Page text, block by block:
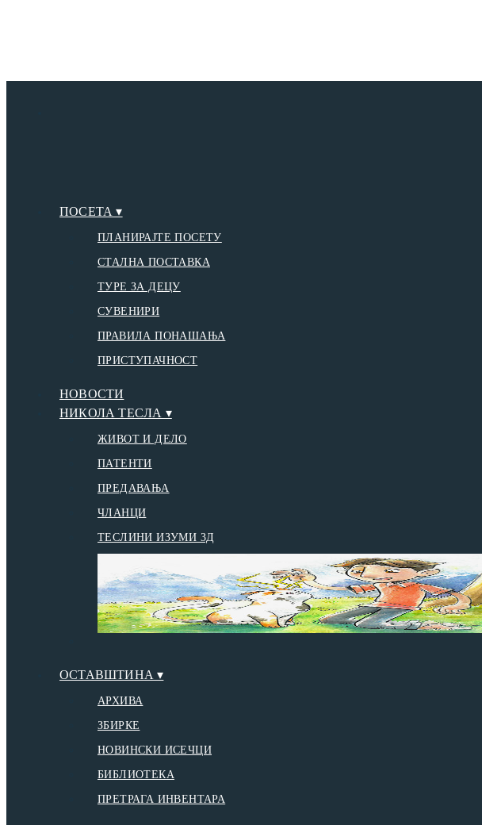
ПОСЕТА ▾
ПЛАНИРАЈТЕ ПОСЕТУ
СТАЛНА ПОСТАВКА
ТУРЕ ЗА ДЕЦУ
СУВЕНИРИ
ПРАВИЛА ПОНАШАЊА
ПРИСТУПАЧНОСТ
НОВОСТИ
НИКОЛА ТЕСЛА ▾
ЖИВОТ И ДЕЛО
ПАТЕНТИ
ПРЕДАВАЊА
ЧЛАНЦИ
ТЕСЛИНИ ИЗУМИ 3Д
ОСТАВШТИНА ▾
АРХИВА
ЗБИРКЕ
НОВИНСКИ ИСЕЧЦИ
БИБЛИОТЕКА
ПРЕТРАГА ИНВЕНТАРА